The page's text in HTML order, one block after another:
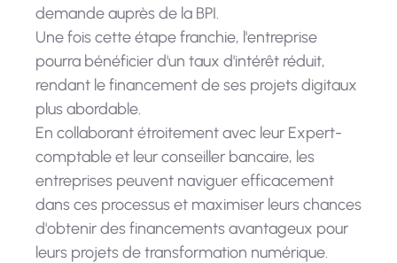
demande auprès de la BPI.
Une fois cette étape franchie, l'entreprise
pourra bénéficier d'un taux d'intérêt réduit,
rendant le financement de ses projets digitaux
plus abordable.
En collaborant étroitement avec leur Expert-
comptable et leur conseiller bancaire, les
entreprises peuvent naviguer efficacement
dans ces processus et maximiser leurs chances
d'obtenir des financements avantageux pour
leurs projets de transformation numérique.